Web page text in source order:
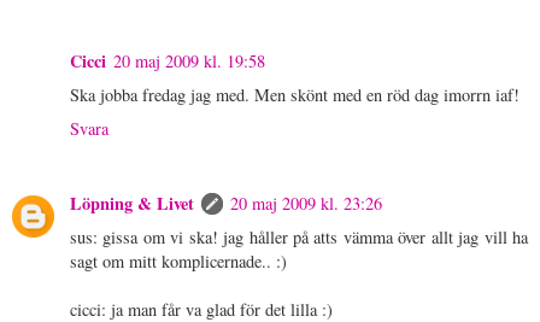
Cicci 20 maj 2009 kl. 19:58
Ska jobba fredag jag med. Men skönt med en röd dag imorrn iaf!
Svara
Löpning & Livet
20 maj 2009 kl. 23:26
sus: gissa om vi ska! jag håller på atts vämma över allt jag vill ha
sagt om mitt komplicernade.. :)
cicci: ja man får va glad för det lilla :)